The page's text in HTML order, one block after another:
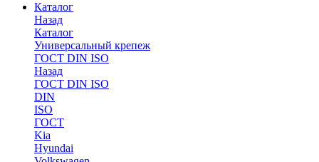
Каталог
Назад
Каталог
Универсальный крепеж
ГОСТ DIN ISO
Назад
ГОСТ DIN ISO
DIN
ISO
ГОСТ
Kia
Hyundai